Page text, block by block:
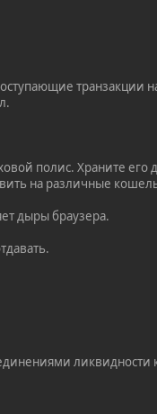
транзакции
полис. Храните его
на различные
дыры браузера.